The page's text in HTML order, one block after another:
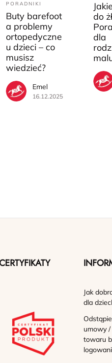
PORADNIKI
Buty barefoot
a problemy
ortopedyczne
u dzieci – co
musisz
wiedzieć?
Emel
16.12.2025
do
dla
Jak
dla
umowy
towaru